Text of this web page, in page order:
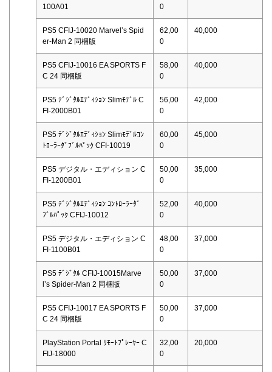
100A01 0
PS5 CFIJ-10020 Marvel’s Spid
er-Man 2 同梱版
62,00
0
40,000
PS5 CFIJ-10016 EA SPORTS F
C 24 同梱版
58,00
0
40,000
PS5 ﾃﾞｼﾞﾀﾙｴﾃﾞｨｼｮﾝ Slimﾓﾃﾞﾙ C
FI-2000B01
56,00
0
42,000
PS5 ﾃﾞｼﾞﾀﾙｴﾃﾞｨｼｮﾝ Slimﾓﾃﾞﾙｺﾝ
ﾄﾛｰﾗｰﾀﾞﾌﾞﾙﾊﾟｯｸ CFI-10019
60,00
0
45,000
PS5 デジタル・エディション C
FI-1200B01
50,00
0
35,000
PS5 ﾃﾞｼﾞﾀﾙｴﾃﾞｨｼｮﾝ ｺﾝﾄﾛｰﾗｰﾀﾞ
ﾌﾞﾙﾊﾟｯｸ CFIJ-10012
52,00
0
40,000
PS5 デジタル・エディション C
FI-1100B01
48,00
0
37,000
PS5 ﾃﾞｼﾞﾀﾙ CFIJ-10015Marve
l’s Spider-Man 2 同梱版
50,00
0
37,000
PS5 CFIJ-10017 EA SPORTS F
C 24 同梱版
50,00
0
37,000
PlayStation Portal ﾘﾓｰﾄﾌﾟﾚｰﾔｰ C
FIJ-18000
32,00
0
20,000